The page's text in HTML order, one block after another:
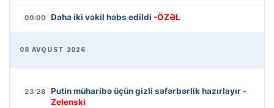
09:00 Daha iki vəkil həbs edildi -ÖZƏL
08 AVQUST 2026
23:28 Putin müharibə üçün gizli səfərbərlik hazırlayır -
Zelenski